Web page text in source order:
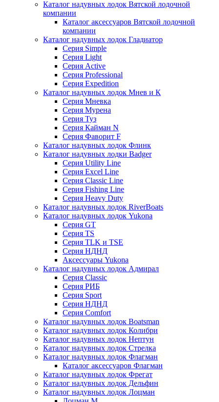
Каталог надувных лодок Вятской лодочной
компании
Каталог аксессуаров Вятской лодочной
компании
Каталог надувных лодок Гладиатор
Серия Simple
Серия Light
Серия Active
Серия Professional
Серия Expedition
Каталог надувных лодок Мнев и К
Серия Мневка
Серия Мурена
Серия Туз
Серия Кайман N
Серия Фаворит F
Каталог надувных лодок Флинк
Каталог надувных лодки Badger
Серия Utility Line
Серия Excel Line
Серия Classic Line
Серия Fishing Line
Серия Heavy Duty
Каталог надувных лодок RiverBoats
Каталог надувных лодок Yukona
Серия GT
Серия TS
Серия TLK и TSE
Серия НДНД
Аксессуары Yukona
Каталог надувных лодок Адмирал
Серия Classic
Серия РИБ
Серия Sport
Серия НДНД
Серия Comfort
Каталог надувных лодок Boatsman
Каталог надувных лодок Колибри
Каталог надувных лодок Нептун
Каталог надувных лодок Стрелка
Каталог надувных лодок Флагман
Каталог аксессуаров Флагман
Каталог надувных лодок Фрегат
Каталог надувных лодок Дельфин
Каталог надувных лодок Лоцман